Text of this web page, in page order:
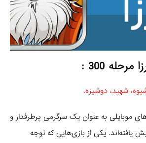
300 :
شهید، دوشیزه.
موبایلی به عنوان یک سرگرمی پرطرفدار و
یافته‌اند. یکی از بازی‌هایی که توجه